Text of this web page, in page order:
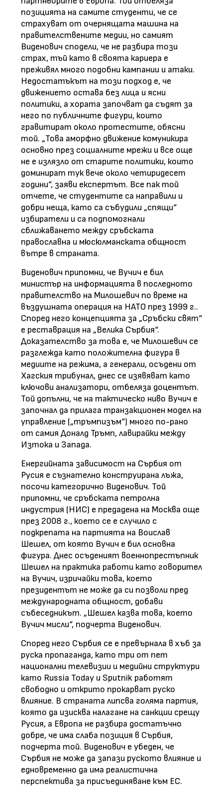
позицията на самите студенти, че се
страхуват от очернящата машина на
правителствените медии, но самият
Виденович сподели, че не разбира този
страх, тъй като в своята кариера е
преживял много подобни кампании и атаки.
Недостатъкът на този подход е, че
движението остава без лица и ясни
политики, а хората започват да съдят за
него по публичните фигури, които
гравитират около протестите, обясни
той. „Това аморфно движение комуникира
основно през социалните мрежи и все още
не е излязло от старите политики, които
доминират тук вече около четиридесет
години“, заяви експертът. Все пак той
отчете, че студентите са направили и
добри неща, като са събудили „спящи“
избиратели и са подпомогнали
сближаването между сръбската
православна и мюсюлманската общност
вътре в страната.
Виденович припомни, че Вучич е бил
министър на информацията в последното
правителство на Милошевич по време на
въздушната операция на НАТО през 1999 г..
Според него концепцията за „Сръбски свят“
е реставрация на „Велика Сърбия“.
Доказателство за това е, че Милошевич се
разглежда като положителна фигура в
медиите на режима, а генерали, осъдени от
Хагския трибунал, днес се изявяват като
ключови анализатори, отбеляза доцентът.
Той допълни, че на тактическо ниво Вучич е
започнал да прилага транзакционен модел на
управление („тръмпизъм“) много по-рано
от самия Доналд Тръмп, лавирайки между
Изтока и Запада.
Енергийната зависимост на Сърбия от
Русия е съзнателно конструирана лъжа,
посочи категорично Виденович. Той
припомни, че сръбската петролна
индустрия (НИС) е предадена на Москва още
през 2008 г., което се е случило с
подкрепата на партията на Воислав
Шешел, от която Вучич е бил основна
фигура. Днес осъденият военнопрестъпник
Шешел на практика работи като говорител
на Вучич, изричайки това, което
президентът не може да си позволи пред
международната общност, добави
събеседникът. „Шешел казва това, което
Вучич мисли“, подчерта Виденович.
Според него Сърбия се е превърнала в хъб за
руска пропаганда, като три от пет
национални телевизии и медийни структури
като Russia Today и Sputnik работят
свободно и открито прокарват руско
влияние. В страната липсва голяма партия,
която да изисква налагане на санкции срещу
Русия, а Европа не разбира достатъчно
добре, че има слаба позиция в Сърбия,
подчерта той. Виденович е убеден, че
Сърбия не може да запази руското влияние и
едновременно да има реалистична
перспектива за присъединяване към ЕС.